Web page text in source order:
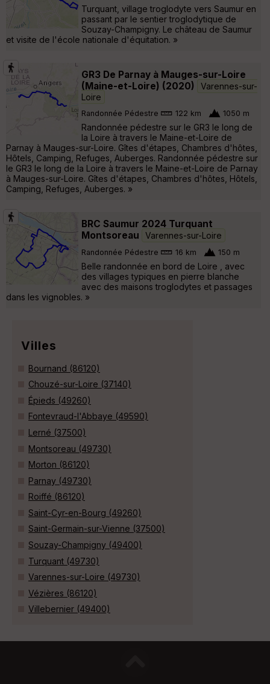
Turquant, village troglodyte vers Saumur en
passant par le sentier troglodytique de
Souzay-Champigny. Le château de Saumur
et visite de l'école nationale d'équitation. »
GR3 De Parnay à Mauges-sur-Loire
(Maine-et-Loire) (2020)
Varennes-sur-
Loire
Randonnée Pédestre 122 km 1050 m
Randonnée pédestre sur le GR3 le long de
la Loire à travers le Maine-et-Loire de
Parnay à Mauges-sur-Loire. Gîtes d'étapes, Chambres d'hôtes,
Hôtels, Camping, Refuges, Auberges. Randonnée pédestre sur
le GR3 le long de la Loire à travers le Maine-et-Loire de Parnay
à Mauges-sur-Loire. Gîtes d'étapes, Chambres d'hôtes, Hôtels,
Camping, Refuges, Auberges. »
BRC Saumur 2024 Turquant
Montsoreau
Varennes-sur-Loire
Randonnée Pédestre 16 km 150 m
Belle randonnée en bord de Loire , avec
des villages typiques en pierre blanche
avec des maisons troglodytes et passages
dans les vignobles. »
Villes
Bournand (86120)
Chouzé-sur-Loire (37140)
Épieds (49260)
Fontevraud-l'Abbaye (49590)
Lerné (37500)
Montsoreau (49730)
Morton (86120)
Parnay (49730)
Roiffé (86120)
Saint-Cyr-en-Bourg (49260)
Saint-Germain-sur-Vienne (37500)
Souzay-Champigny (49400)
Turquant (49730)
Varennes-sur-Loire (49730)
Vézières (86120)
Villebernier (49400)